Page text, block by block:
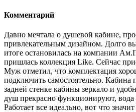
Комментарий
Давно мечтала о душевой кабине,
привлекательным дизайном. Долго
итоге остановилась на компании
пришлась коллекция Like. Сейчас
Муж отметил, что комплектация
подключить самостоятельно. Кабина
задней стенке кабины зеркало и
душ прекрасно функционируют, вода
Работает все идеально, вот что